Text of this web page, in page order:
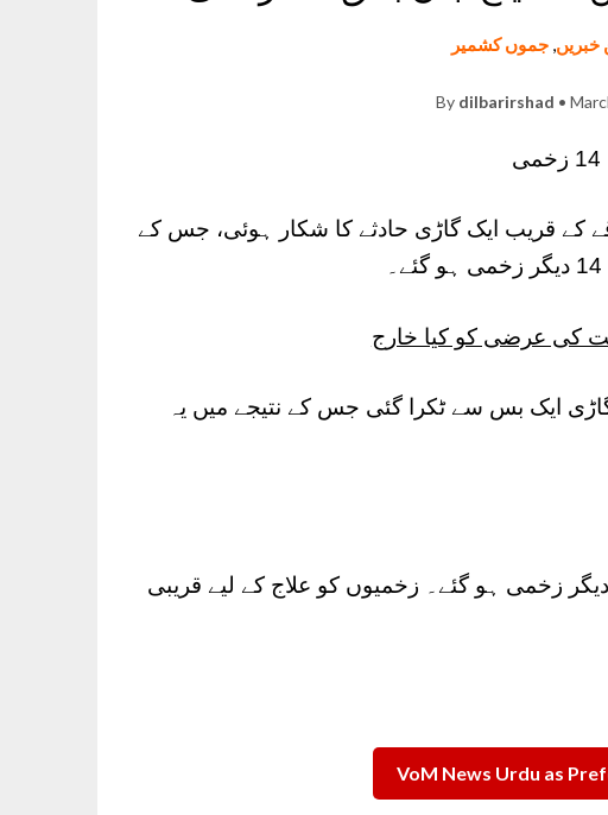
خبریں,جموں کشمیر
By dilbarirshad •
کے قریب ایک گاڑی حادثے کا شکار ہوئی، جس کے
کی عرضی کو کیا خارج
ایک بس سے ٹکرا گئی جس کے نتیجے میں یہ
اس واقعے میں تین سیاح ہلاک جب کہ 14 دیگر زخمی ہو گئے۔ زخمیوں کو علاج کے لیے قریبی
VoM News Urdu as